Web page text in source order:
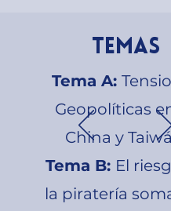
TEMAS
Tema A:
Geopolíticas
China y
Tema B: El
la piratería